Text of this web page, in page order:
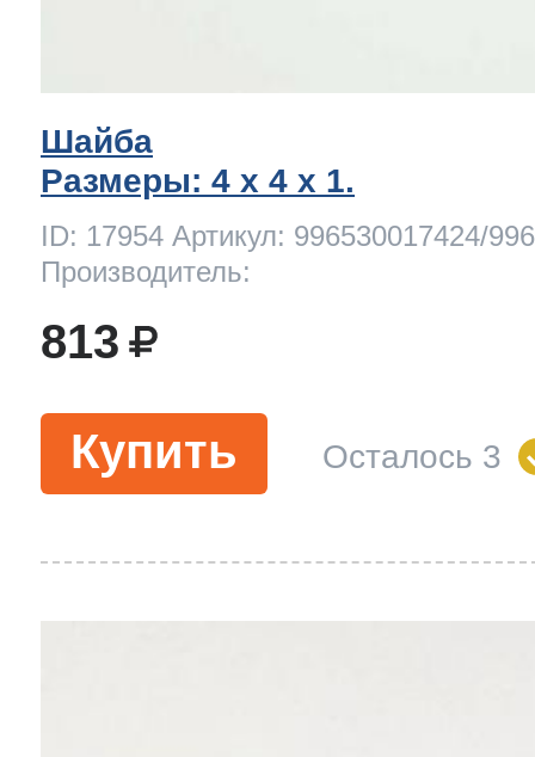
Шайба
Размеры: 4 x 4 х 1.
ID: 17954 Артикул: 996530017424/
Производитель:
813
Купить Осталось 3